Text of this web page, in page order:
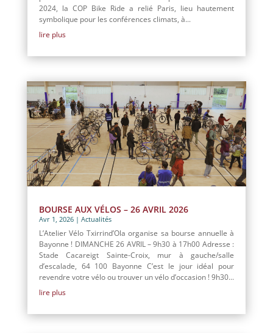
2024, la COP Bike Ride a relié Paris, lieu hautement
symbolique pour les conférences climats, à...
lire plus
BOURSE AUX VÉLOS – 26 AVRIL 2026
Avr 1, 2026| Actualités
L’Atelier Vélo Txirrind’Ola organise sa bourse annuelle à
Bayonne ! DIMANCHE 26 AVRIL – 9h30 à 17h00 Adresse :
Stade Cacareigt Sainte-Croix, mur à gauche/salle
d’escalade, 64 100 Bayonne C’est le jour idéal pour
revendre votre vélo ou trouver un vélo d’occasion ! 9h30...
lire plus